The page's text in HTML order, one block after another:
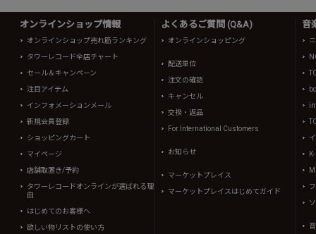
オンラインショップ情報
オンラインショップ売れ筋ランキング
タワーレコード全店チャート
セール＆キャンペーン
注目アイテム
インフォメーションメール
新規会員登録
ショッピングカート
マイページ
店舗取置き/予約
タワーレコードオンラインが選ばれる理
由
はじめてのお客様へ
欲しい物リストの使い方
よくあるご質問 (Q&A)
オンラインショッピング
配送単位
注文の確認
キャンセル
交換・返品
For International Customers
お知らせ
マーケットプレイス
マーケットプレイスはじめてガイド
音